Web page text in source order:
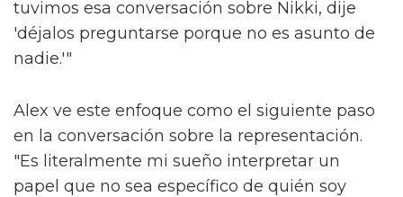
tuvimos esa conversación sobre Nikki, dije
'déjalos preguntarse porque no es asunto de
nadie.'"
Alex ve este enfoque como el siguiente paso
en la conversación sobre la representación.
"Es literalmente mi sueño interpretar un
papel que no sea específico de quién soy